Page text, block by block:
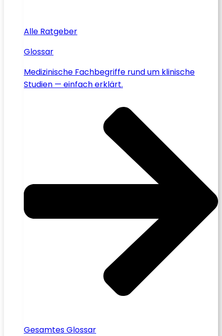
Alle Ratgeber
Glossar
Medizinische Fachbegriffe rund um klinische
Studien — einfach erklärt.
Gesamtes Glossar